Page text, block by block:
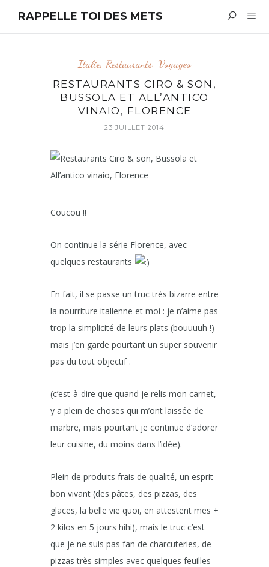
RAPPELLE TOI DES METS
Italie, Restaurants, Voyages
RESTAURANTS CIRO & SON,
BUSSOLA ET ALL’ANTICO
VINAIO, FLORENCE
23 JUILLET 2014
Coucou !!
On continue la série Florence, avec
quelques restaurants
En fait, il se passe un truc très bizarre entre
la nourriture italienne et moi : je n’aime pas
trop la simplicité de leurs plats (bouuuuh !)
mais j’en garde pourtant un super souvenir
pas du tout objectif .
(c’est-à-dire que quand je relis mon carnet,
y a plein de choses qui m’ont laissée de
marbre, mais pourtant je continue d’adorer
leur cuisine, du moins dans l’idée).
Plein de produits frais de qualité, un esprit
bon vivant (des pâtes, des pizzas, des
glaces, la belle vie quoi, en attestent mes +
2 kilos en 5 jours hihi), mais le truc c’est
que je ne suis pas fan de charcuteries, de
pizzas très simples avec quelques feuilles